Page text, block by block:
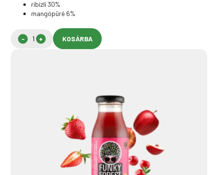
ribizli 30%
mangópüré 6%
KOSÁRBA